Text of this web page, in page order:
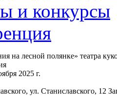
и конкурсы
на лесной полянке» театра
2025 г.
ул. Станиславского, 12